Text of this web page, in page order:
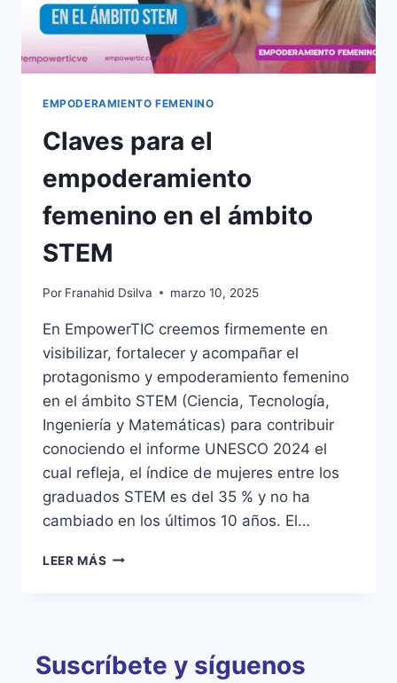
EMPODERAMIENTO FEMENINO
Claves para el
empoderamiento
femenino en el ámbito
STEM
Por Franahid Dsilva marzo 10, 2025
En EmpowerTIC creemos firmemente en
visibilizar, fortalecer y acompañar el
protagonismo y empoderamiento femenino
en el ámbito STEM (Ciencia, Tecnología,
Ingeniería y Matemáticas) para contribuir
conociendo el informe UNESCO 2024 el
cual refleja, el índice de mujeres entre los
graduados STEM es del 35 % y no ha
cambiado en los últimos 10 años. El…
LEER MÁS
Suscríbete y síguenos